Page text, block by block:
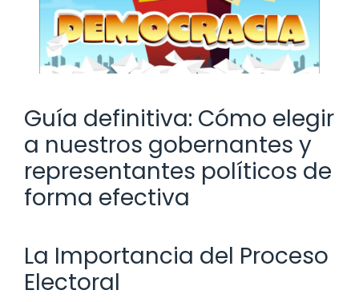
Guía definitiva: Cómo elegir
a nuestros gobernantes y
representantes políticos de
forma efectiva
La Importancia del Proceso
Electoral